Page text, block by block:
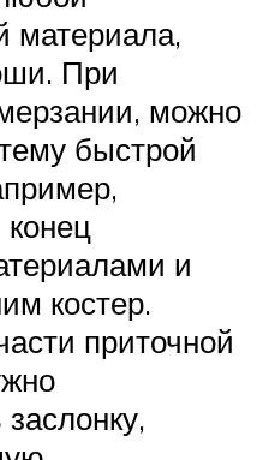
материала,
При
можно
быстрой
конец
и
костер.
приточной